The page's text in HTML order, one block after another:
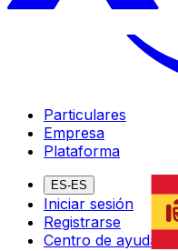
Particulares
Empresa
Plataforma
ES-ES
Iniciar sesión
Registrarse
Centro de ayuda